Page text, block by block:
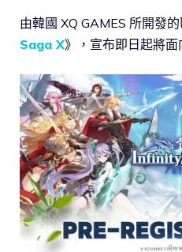
由韓國 XQ GAMES 所開發
Saga X》，宣布即日起將面